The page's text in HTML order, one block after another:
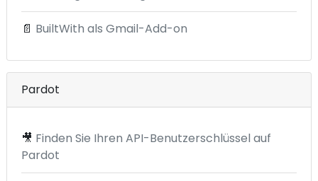
📄 BuiltWith als Gmail-Add-on
Pardot
🎥 Finden Sie Ihren API-Benutzerschlüssel auf
Pardot